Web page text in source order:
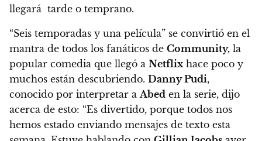
llegará tarde o temprano.
“Seis temporadas y una película” se convirtió en el
mantra de todos los fanáticos de Community, la
popular comedia que llegó a Netflix hace poco y
muchos están descubriendo. Danny Pudi,
conocido por interpretar a Abed en la serie, dijo
acerca de esto: “Es divertido, porque todos nos
hemos estado enviando mensajes de texto esta